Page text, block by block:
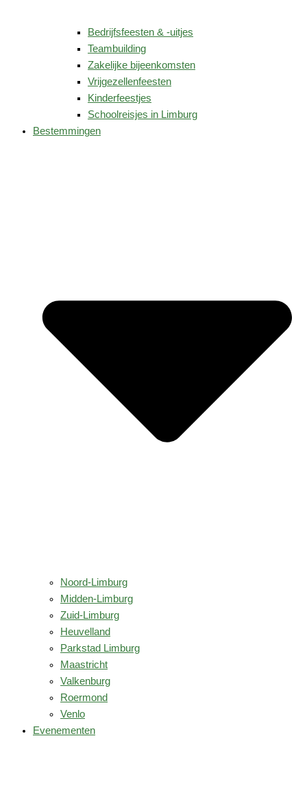
Bedrijfsfeesten & -uitjes
Teambuilding
Zakelijke bijeenkomsten
Vrijgezellenfeesten
Kinderfeestjes
Schoolreisjes in Limburg
Bestemmingen
Noord-Limburg
Midden-Limburg
Zuid-Limburg
Heuvelland
Parkstad Limburg
Maastricht
Valkenburg
Roermond
Venlo
Evenementen